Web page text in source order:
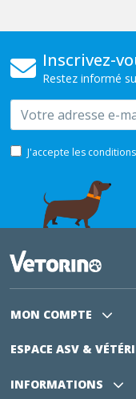
Inscrivez-
Restez informé
Email
J'accepte les
MON COMPTE
ESPACE ASV &
INFORMATIONS